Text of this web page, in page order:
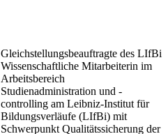
Gleichstellungsbeauftragte des LIfBi
Wissenschaftliche Mitarbeiterin im
Arbeitsbereich
Studienadministration und -
controlling am Leibniz-Institut für
Bildungsverläufe (LIfBi) mit
Schwerpunkt Qualitätssicherung der